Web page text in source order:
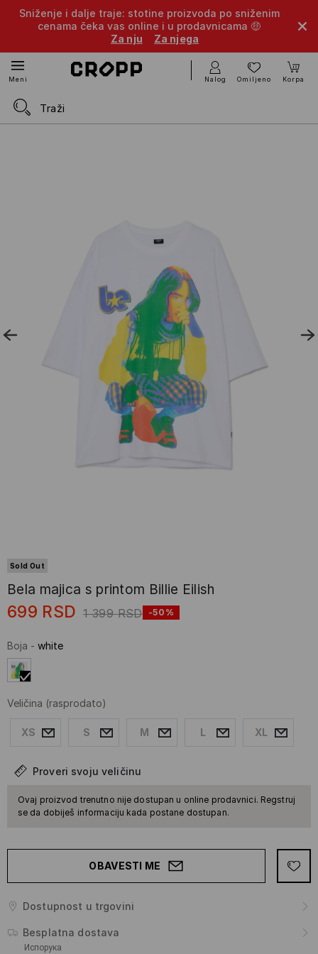
Sniženje i dalje traje: stotine proizvoda po sniženim
cenama čeka vas online i u prodavnicama 🤑
Za nju
Za njega
Meni Nalog Omiljeno Korpa
Sold Out
Bela majica s printom Billie Eilish
699 RSD 1 399 RSD -50%
Boja - white
Veličina (rasprodato)
XS S M L XL
Proveri svoju veličinu
Ovaj proizvod trenutno nije dostupan u online prodavnici. Regstruj
se da dobiješ informaciju kada postane dostupan.
OBAVESTI ME
Dostupnost u trgovini
Besplatna dostava
Испорука